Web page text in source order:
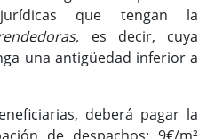
que tengan la
as, es decir, cuya
una antigüedad inferior a
deberá pagar la